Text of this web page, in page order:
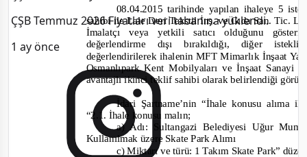
ÇŞB Temmuz 2026 Fiyatları veri tabanına yüklendi.
1 ay önce
08.04.2015 tarihinde yapılan ihaleye 5
sahibi ile Lale Deri Tekstil İnş. ve Gıda San. Tic.
İmalatçı veya yetkili satıcı olduğunu
değerlendirme dışı bırakıldığı, diğer
değerlendirilerek ihalenin MFT Mimarlık İnşaat
Osmanlıpark Kent Mobilyaları ve İnşaat Sanayi
avantajlı ikinci teklif sahibi olarak belirlendiği
İdari Şartname’nin “İhale konusu alıma
“2.1. İhale konusu malın;
a) Adı: Sultangazi Belediyesi Uğur
Kullanılmak üzere Skate Park Alımı
c) Miktarı ve türü: 1 Takım Skate Park”